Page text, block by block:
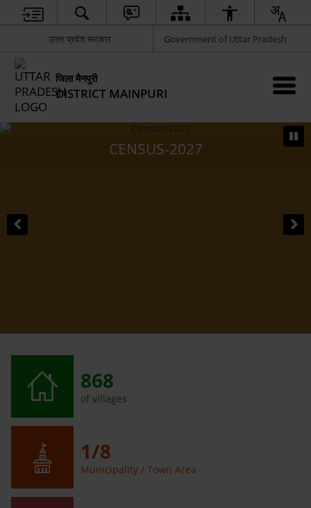
उत्तर प्रदेश सरकार Government of Uttar Pradesh
जिला मैनपुरी
DISTRICT MAINPURI
CENSUS-2027
868
of villages
1/8
Municipality / Town Area